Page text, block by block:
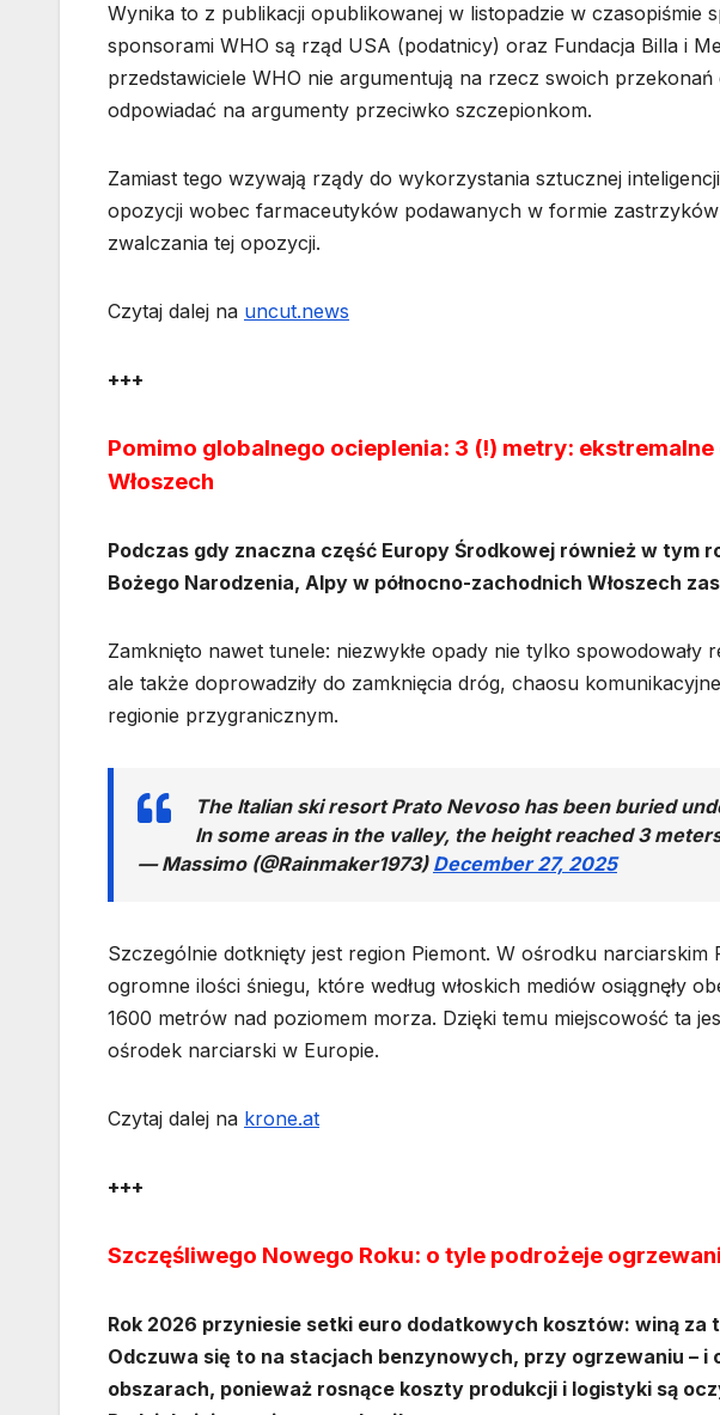
Wynika to z publikacji opublikowanej w listopadzie w czasopiśmie
sponsorami WHO są rząd USA (podatnicy) oraz Fundacja Billa i
przedstawiciele WHO nie argumentują na rzecz swoich
odpowiadać na argumenty przeciwko szczepionkom.
Zamiast tego wzywają rządy do wykorzystania sztucznej
opozycji wobec farmaceutyków podawanych w formie
zwalczania tej opozycji.
Czytaj dalej na uncut.news
+++
Pomimo globalnego ocieplenia: 3 (!) metry:
Włoszech
Podczas gdy znaczna część Europy Środkowej również w tym
Bożego Narodzenia, Alpy w północno-zachodnich Włoszech
Zamknięto nawet tunele: niezwykłe opady nie tylko
ale także doprowadziły do zamknięcia dróg, chaosu
regionie przygranicznym.
The Italian ski resort Prato Nevoso has been buried
In some areas in the valley, the height reached 3
— Massimo (@Rainmaker1973) December 27, 2025
Szczególnie dotknięty jest region Piemont. W ośrodku narciarskim
ogromne ilości śniegu, które według włoskich mediów osiągnęły
1600 metrów nad poziomem morza. Dzięki temu miejscowość ta
ośrodek narciarski w Europie.
Czytaj dalej na krone.at
+++
Szczęśliwego Nowego Roku: o tyle podrożeje
Rok 2026 przyniesie setki euro dodatkowych kosztów: winą za
Odczuwa się to na stacjach benzynowych, przy ogrzewaniu –
obszarach, ponieważ rosnące koszty produkcji i logistyki są